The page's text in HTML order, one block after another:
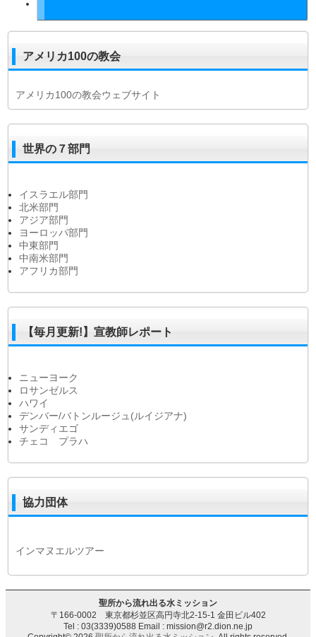
アメリカ100の教会
アメリカ100の教会ウェブサイト
世界の７部門
イスラエル部門
北米部門
アジア部門
ヨーロッパ部門
中東部門
中南米部門
アフリカ部門
【毎月更新!】宣教師レポート
ニューヨーク
ロサンゼルス
ハワイ
デンバー/バトンルージュ(ルイジアナ)
サンディエゴ
チェコ プラハ
協力団体
インマヌエルツアー
聖所から流れ出る水ミッション
〒166-0002 東京都杉並区高円寺北2-15-1 金田ビル402
Tel : 03(3339)0588 Email : mission@r2.dion.ne.jp